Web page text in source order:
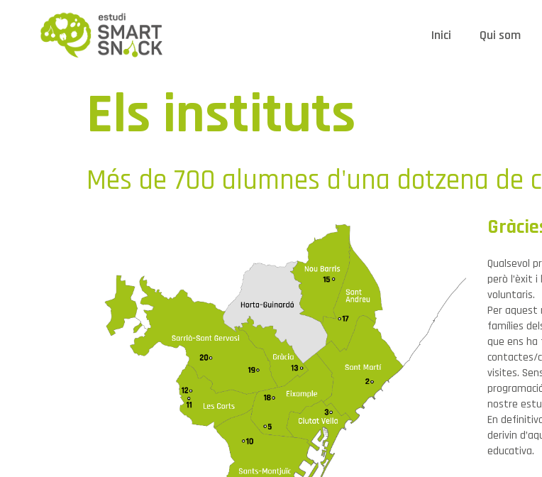
Inici Qui som
Els instituts
Més de 700 alumnes d'una dotzena de
Qualsevol
però l’èxit
voluntaris.
Per aquest
famílies
que ens
contactes/
visites.
nostre
En
derivin
educativa.